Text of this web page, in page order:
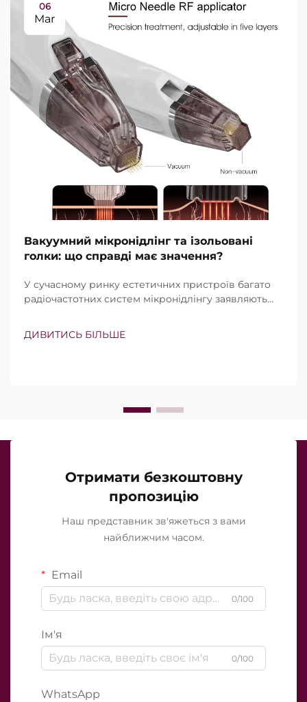
06
Mar
Вакуумний мікронідлінг та ізольовані
голки: що справді має значення?
У сучасному ринку естетичних пристроїв багато
радіочастотних систем мікронідлінгу заявляють
в тому, чи існують ці функції, а в тому, наскільки
ДИВИТИСЬ БІЛЬШЕ
Отримати безкоштовну
пропозицію
Наш представник зв'яжеться з вами
найближчим часом.
Email
0/100
Ім'я
0/100
WhatsApp